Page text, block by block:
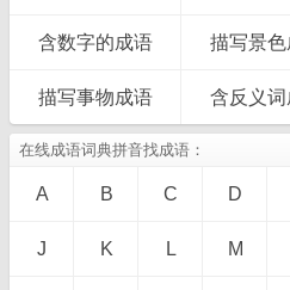
含数字的成语 描写景
描写事物成语 含反义
在线成语词典拼音找成语：
A B C D
J K L M